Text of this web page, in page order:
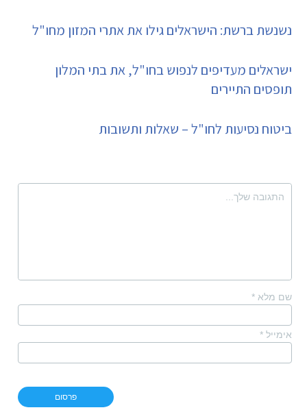
נשנשת ברשת: הישראלים גילו את אתרי המזון מחו"ל
ישראלים מעדיפים לנפוש בחו"ל, את בתי המלון
תופסים התיירים
ביטוח נסיעות לחו"ל – שאלות ותשובות
שם מלא *
אימייל *